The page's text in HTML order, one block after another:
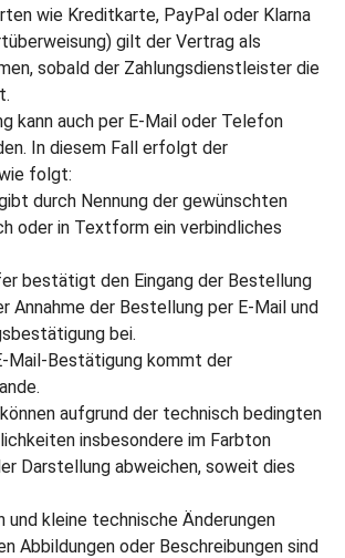
wie Kreditkarte, PayPal oder Klarna
gilt der Vertrag als
sobald der Zahlungsdienstleister die
kann auch per E-Mail oder Telefon
In diesem Fall erfolgt der
folgt:
durch Nennung der gewünschten
oder in Textform ein verbindliches
bestätigt den Eingang der Bestellung
Annahme der Bestellung per E-Mail und
bei.
Mail-Bestätigung kommt der
aufgrund der technisch bedingten
insbesondere im Farbton
Darstellung abweichen, soweit dies
und kleine technische Änderungen
Abbildungen oder Beschreibungen sind